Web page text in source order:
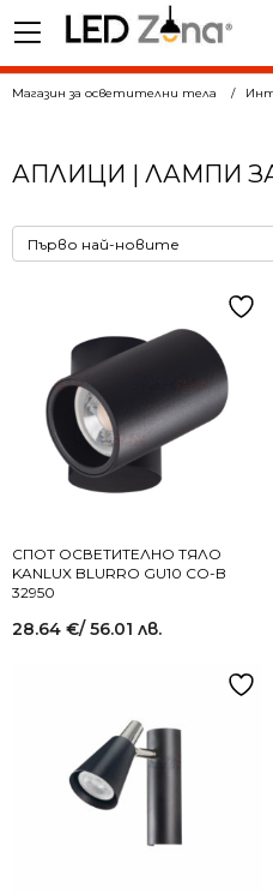
Магазин за осветителни тела
АПЛИЦИ | ЛАМПИ
СПОТ ОСВЕТИТЕЛНО ТЯЛО
KANLUX BLURRO GU10 CO-B
32950
28.64 €/ 56.01 лв.